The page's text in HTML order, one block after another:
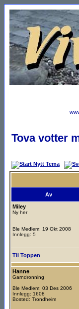
Tova votter
Av
Miley
Ny her
Ble Medlem: 19 Okt 2008
Innlegg: 5
Til Toppen
Hanne
Garndronning
Ble Medlem: 03 Des 2006
Innlegg: 1608
Bosted: Trondheim